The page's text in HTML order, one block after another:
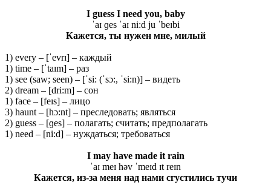
I guess I need you, baby
ˈaɪ ɡes ˈaɪ ni:d ju ˈbeɪbi
Кажется, ты нужен мне, милый
1) every – [ˈevrɪ] – каждый
1) time – [ˈtaɪm] – раз
1) see (saw; seen) – [ˈsi: (ˈsɔ:, ˈsi:n)] – видеть
2) dream – [dri:m] – сон
1) face – [feɪs] – лицо
3) haunt – [hɔ:nt] – преследовать; являться
2) guess – [ɡes] – полагать; считать; предполагать
1) need – [ni:d] – нуждаться; требоваться
I may have made it rain
ˈaɪ meɪ həv ˈmeɪd ɪt reɪn
Кажется, из-за меня над нами сгустились тучи